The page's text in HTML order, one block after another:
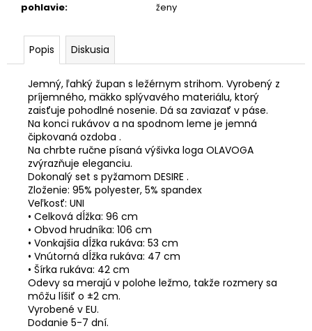
pohlavie: ženy
Popis Diskusia
Jemný, ľahký župan s ležérnym strihom. Vyrobený z
príjemného, mäkko splývavého materiálu, ktorý
zaisťuje pohodlné nosenie. Dá sa zaviazať v páse.
Na konci rukávov a na spodnom leme je jemná
čipkovaná ozdoba .
Na chrbte ručne písaná výšivka loga OLAVOGA
zvýrazňuje eleganciu.
Dokonalý set s pyžamom DESIRE .
Zloženie: 95% polyester, 5% spandex
Veľkosť: UNI
• Celková dĺžka: 96 cm
• Obvod hrudníka: 106 cm
• Vonkajšia dĺžka rukáva: 53 cm
• Vnútorná dĺžka rukáva: 47 cm
• Šírka rukáva: 42 cm
Odevy sa merajú v polohe ležmo, takže rozmery sa
môžu líšiť o ±2 cm.
Vyrobené v EU.
Dodanie 5-7 dní.